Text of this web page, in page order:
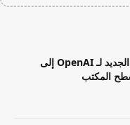
يصل الوضع الصوتي الجديد لـ OpenAI إلى